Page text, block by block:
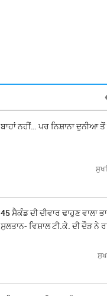
ਬਾਹਾਂ ਨਹੀਂ… ਪਰ ਨਿਸ਼ਾਨਾ ਦੁਨੀਆ
45 ਸੈਕੰਡ ਦੀ ਦੀਵਾਰ ਢਾਹੁਣ ਵਾਲਾ
ਸੁਲਤਾਨ- ਵਿਸ਼ਾਲ ਟੀ.ਕੇ. ਦੀ ਦੌੜ ਨੇ